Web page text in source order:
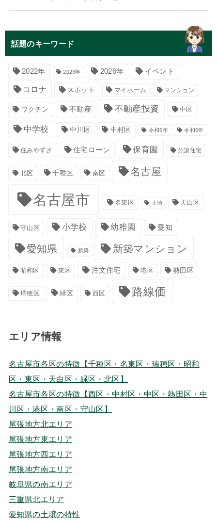
話題のキーワード
2022年 2023年 2026年 イベント
コロナ スポット マイホーム マンション
ワクチン 不動産 不動産投資 中区
中学校 中川区 中村区 令和5年 令和6年
住みやすさ 住宅ローン 保育園 分譲住宅
北区 千種区 南区 名古屋
名古屋市 名東区 土地 天白区
守山区 小学校 幼稚園 愛知
愛知県 新築 新築マンション
昭和区 東区 注文住宅 港区 熱田区
瑞穂区 緑区 西区 路線価
エリア情報
名古屋市各区の特徴【千種区・名東区・瑞穂区・昭和
区・東区・天白区・緑区・北区】
名古屋市各区の特徴【西区・中村区・中区・熱田区・中
川区・港区・南区・守山区】
尾張地方北エリア
尾張地方東エリア
尾張地方西エリア
尾張地方南エリア
岐阜県の南エリア
三重県北エリア
愛知県の土壌の特性